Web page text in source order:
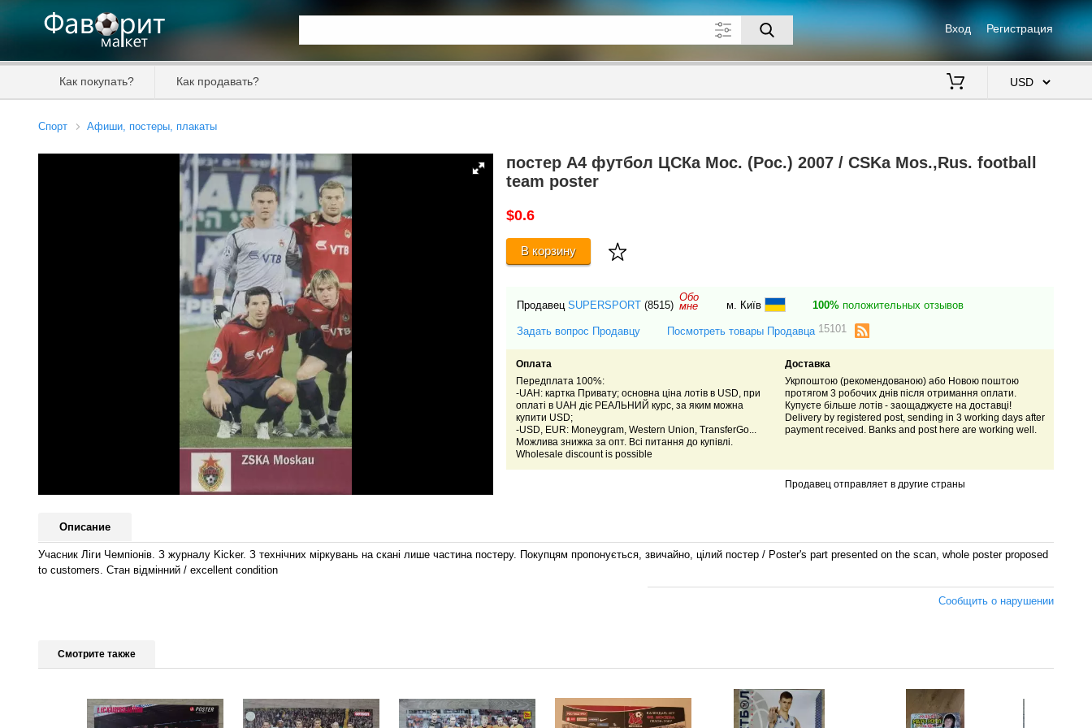
Вход Регистрация
Как покупать? Как продавать?
Спорт Афиши, постеры, плакаты
постер А4 футбол ЦСКа Мос. (Рос.) 2007 / CSKa Mos.,Rus. football
team poster
$0.6
В корзину
Продавец SUPERSPORT (8515)
Обо
мне м. Київ 100%положительных отзывов
Задать вопрос Продавцу Посмотреть товары Продавца 15101
Оплата
Передплата 100%:
-UAH: картка Привату; основна ціна лотів в USD, при
оплаті в UAH діє РЕАЛЬНИЙ курс, за яким можна
купити USD;
-USD, EUR: Moneygram, Western Union, TransferGo...
Можлива знижка за опт. Всі питання до купівлі.
Wholesale discount is possible
Доставка
Укрпоштою (рекомендованою) або Новою поштою
протягом 3 робочих днів після отримання оплати.
Купуєте більше лотів - заощаджуєте на доставці!
Delivery by registered post, sending in 3 working days after
payment received. Banks and post here are working well.
Продавец отправляет в другие страны
Описание
Учасник Ліги Чемпіонів. З журналу Kicker. З технічних міркувань на скані лише частина постеру. Покупцям пропонується, звичайно, цілий постер / Poster's part presented on the scan, whole poster proposed
to customers. Стан відмінний / excellent condition
Сообщить о нарушении
Смотрите также